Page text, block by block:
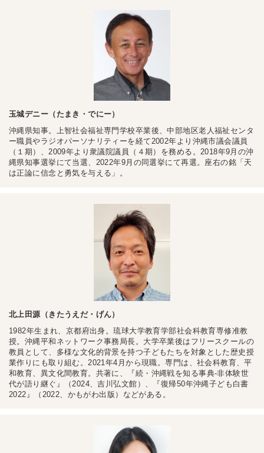
玉城デニー（たまき・でにー）
沖縄県知事。上智社会福祉専門学校卒業後、中部地区老人福祉センタ
ー職員やラジオパーソナリティーを経て2002年より沖縄市議会議員
（１期）、2009年より衆議院議員（４期）を務める。2018年9月の沖
縄県知事選挙にて当選、2022年9月の同選挙にて再選。座右の銘「天
は正論に信念と勇気を与える」。
北上田源（きたうえだ・げん）
1982年生まれ、京都府出身。琉球大学教育学部社会科教育専修准教
授。沖縄平和ネットワーク事務局長。大学卒業後はフリースクールの
教員として、多様な文化的背景を持つ子どもたちを対象とした歴史授
業作りにも取り組む。2021年4月から現職。専門は、社会科教育、平
和教育、異文化間教育。共著に、『続・沖縄戦を知る事典-非体験世
代が語り継ぐ』（2024、吉川弘文館）、『復帰50年沖縄子ども白書
2022』（2022、かもがわ出版）などがある。